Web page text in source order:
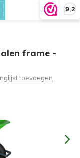
9,2
frame -
toevoegen